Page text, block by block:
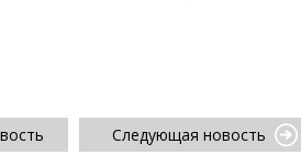
Следующая новость